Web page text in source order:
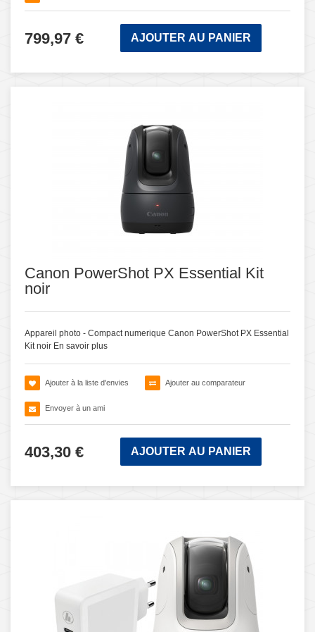
799,97 € AJOUTER AU PANIER
Canon PowerShot PX Essential Kit
noir
Appareil photo - Compact numerique Canon PowerShot PX Essential
Kit noir En savoir plus
Ajouter à la liste d'envies Ajouter au comparateur
Envoyer à un ami
403,30 € AJOUTER AU PANIER